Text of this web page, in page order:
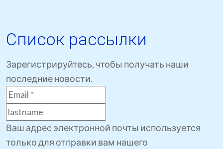
Список рассылки
Зарегистрируйтесь, чтобы получать наши
последние новости.
Ваш адрес электронной почты используется
только для отправки вам нашего